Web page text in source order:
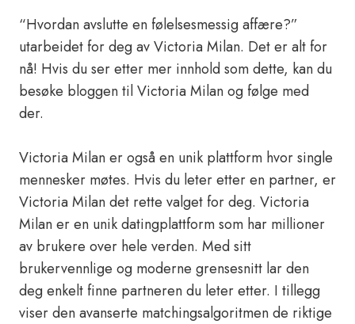
“Hvordan avslutte en følelsesmessig affære?”
utarbeidet for deg av Victoria Milan. Det er alt for
nå! Hvis du ser etter mer innhold som dette, kan du
besøke bloggen til Victoria Milan og følge med
der.
Victoria Milan er også en unik plattform hvor single
mennesker møtes. Hvis du leter etter en partner, er
Victoria Milan det rette valget for deg. Victoria
Milan er en unik datingplattform som har millioner
av brukere over hele verden. Med sitt
brukervennlige og moderne grensesnitt lar den
deg enkelt finne partneren du leter etter. I tillegg
viser den avanserte matchingsalgoritmen de riktige